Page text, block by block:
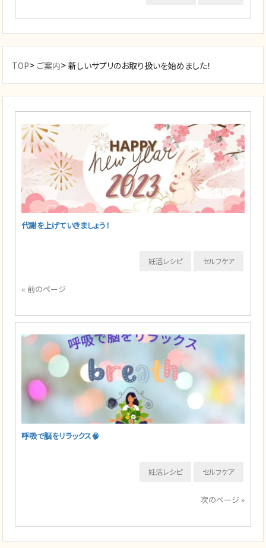
TOP> ご案内>新しいサプリのお取り扱いを始めました！
代謝を上げていきましょう！
セルフケア
妊活レシピ
« 前のページ
呼吸で脳をリラックス🧠
セルフケア
妊活レシピ
次のページ »